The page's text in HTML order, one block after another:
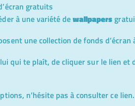
gratuits
à une variété dewallpapers
une collection de fonds d’écran
qui te plaît, de cliquer sur le lien et
n’hésite pas à consulterce lien.